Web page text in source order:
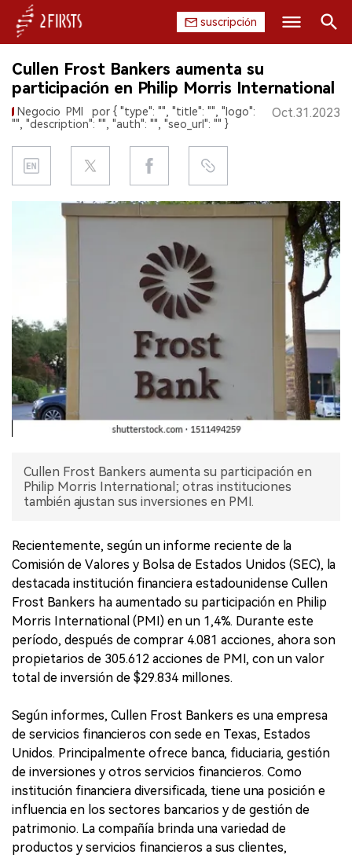
suscripción
INICIO
EMPRESA
PRODUCTO
ENTREVISTA
Cullen Frost Bankers aumenta su
participación en Philip Morris International
Negocio PMI
por { "type": "", "title": "", "logo":
"", "description": "", "auth": "", "seo_url": "" }
Oct.31.2023
Cullen Frost Bankers aumenta su participación en
Philip Morris International; otras instituciones
también ajustan sus inversiones en PMI.
Recientemente, según un informe reciente de la
Comisión de Valores y Bolsa de Estados Unidos (SEC), la
destacada institución financiera estadounidense Cullen
Frost Bankers ha aumentado su participación en Philip
Morris International (PMI) en un 1,4%. Durante este
período, después de comprar 4.081 acciones, ahora son
propietarios de 305.612 acciones de PMI, con un valor
total de inversión de $29.834 millones.
Según informes, Cullen Frost Bankers es una empresa
de servicios financieros con sede en Texas, Estados
Unidos. Principalmente ofrece banca, fiduciaria, gestión
de inversiones y otros servicios financieros. Como
institución financiera diversificada, tiene una posición e
influencia en los sectores bancarios y de gestión de
patrimonio. La compañía brinda una variedad de
productos y servicios financieros a sus clientes,